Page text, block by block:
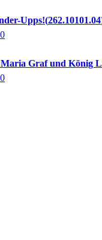
Upps! 262.10101.04
Graf und König